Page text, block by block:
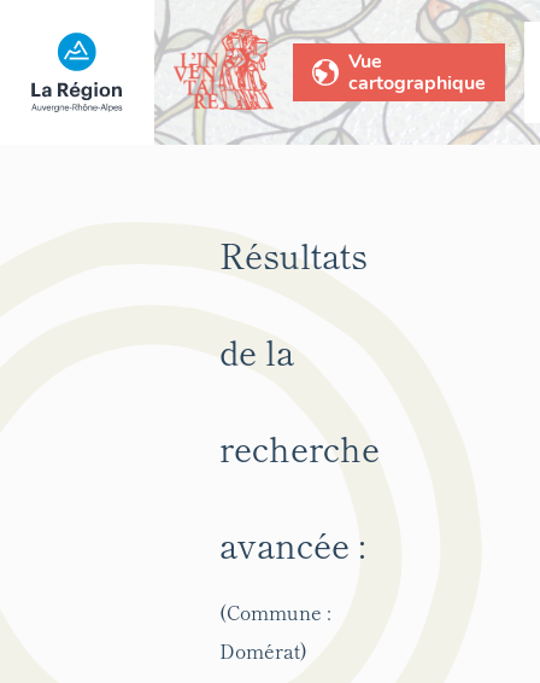
Vue
cartographique
Résultats
de la
recherche
avancée :
(Commune :
Domérat)